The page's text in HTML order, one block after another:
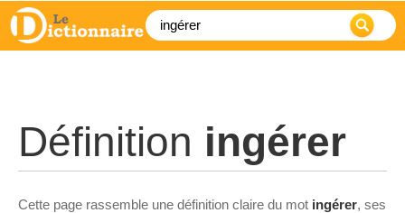
Définition ingérer
Cette page rassemble une définition claire du mot ingérer, ses